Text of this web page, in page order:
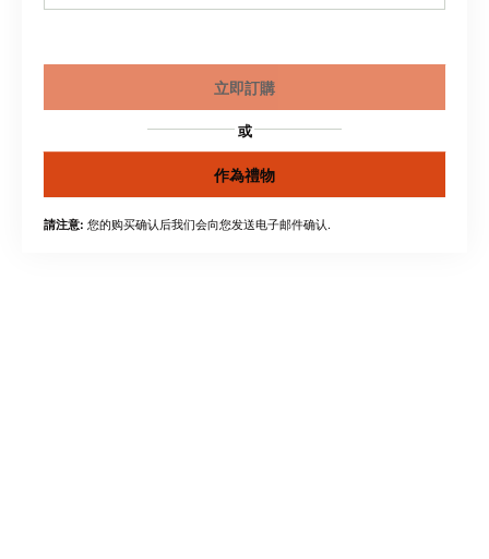
立即訂購
或
作為禮物
請注意: 您的购买确认后我们会向您发送电子邮件确认.